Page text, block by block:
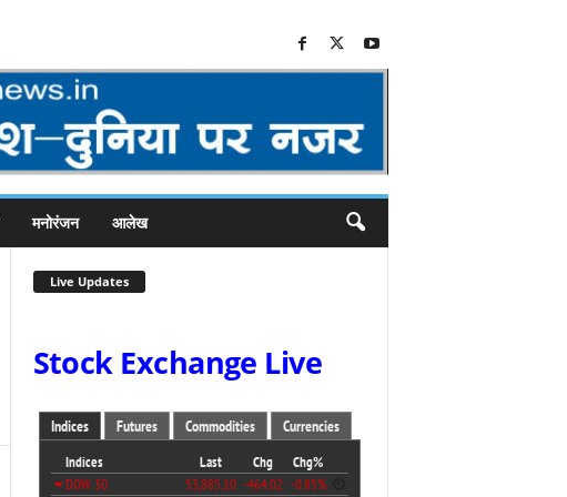
मनोरंजन आलेख
Live Updates
Stock Exchange Live